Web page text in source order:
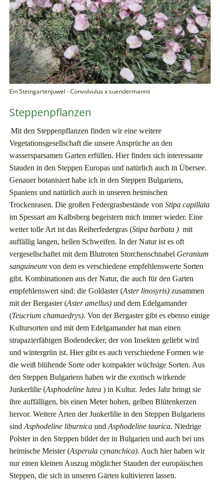
Ein Steingartenjuwel - Convolvulus x suendermannii
Steppenpflanzen
Mit den Steppenpflanzen finden wir eine weitere
Vegetationsgesellschaft die unsere Ansprüche an den
wassersparsamen Garten erfüllen. Hier finden sich interessante
Stauden in den Steppen Europas und natürlich auch in Übersee.
Genauer botanisiert habe ich in den Steppen Bulgariens,
Spaniens und natürlich auch in unseren heimischen
Trockenrasen. Die großen Federgrasbestände von Stipa capillata
im Spessart am Kalbsberg begeistern mich immer wieder. Eine
weiter tolle Art ist das Reiherfedergras (Stipa barbata ) mit
auffällig langen, hellen Schweifen. In der Natur ist es oft
vergesellschaftet mit dem Blutroten Storchenschnabel Geranium
sanguineum von dem es verschiedene empfehlenswerte Sorten
gibt. Kombinationen aus der Natur, die auch für den Garten
empfehlenswert sind: die Goldaster (Aster linosyris)zusammen
mit der Bergaster (Aster amellus)und dem Edelgamander
(Teucrium chamaedrys). Von der Bergaster gibt es ebenso einige
Kultursorten und mit dem Edelgamander hat man einen
strapazierfähigen Bodendecker, der von Insekten geliebt wird
und wintergrün ist. Hier gibt es auch verschiedene Formen wie
die weiß blühende Sorte oder kompakter wüchsige Sorten. Aus
den Steppen Bulgariens haben wir die exotisch wirkende
Junkerlilie (Asphodeline lutea) in Kultur. Jedes Jahr bringt sie
ihre auffälligen, bis einen Meter hohen, gelben Blütenkerzen
hervor. Weitere Arten der Junkerlilie in den Steppen Bulgariens
sind Asphodeline liburnica und Asphodeline taurica. Niedrige
Polster in den Steppen bildet der in Bulgarien und auch bei uns
heimische Meister (Asperula cynanchica). Auch hier haben wir
nur einen kleinen Auszug möglicher Stauden der europäischen
Steppen, die sich in unseren Gärten kultivieren lassen.